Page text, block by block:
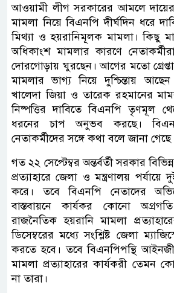
আওয়ামী লীগ সরকারের আমলে
মামলা নিয়ে বিএনপি দীর্ঘদিন ধরে
মিথ্যা ও হয়রানিমূলক মামলা। কিছু
অধিকাংশ মামলার কারণে
দোরগোড়ায় ঘুরছেন। আগের মতো
মামলার ভাগ্য নিয়ে দুশ্চিন্তায়
খালেদা জিয়া ও তারেক রহমানের
নিষ্পত্তির দাবিতে বিএনপি তৃণমূল
ধরনের চাপ অনুভব করছে।
নেতাকর্মীদের সঙ্গে কথা বলে জানা
গত ২২ সেপ্টেম্বর অন্তর্বর্তী সরকার
প্রত্যাহারে জেলা ও মন্ত্রণালয় পর্যায়ে
করে। তবে বিএনপি নেতাদের
বাস্তবায়নে কার্যকর কোনো
রাজনৈতিক হয়রানি মামলা
ডিসেম্বরের মধ্যে সংশ্লিষ্ট জেলা
করতে হবে। তবে বিএনপিপন্থি
মামলা প্রত্যাহারের কার্যকরী তেমন
না তারা।